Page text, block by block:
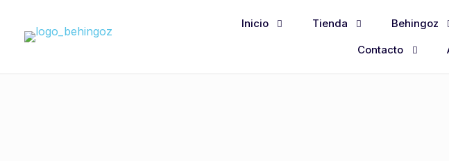
Inicio Tienda Behingoz
Contacto